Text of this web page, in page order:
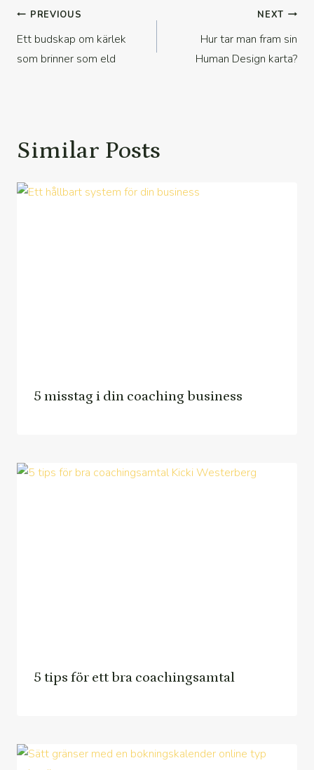
Inläggsnavigering
PREVIOUS
Ett budskap om kärlek
som brinner som eld
NEXT
Hur tar man fram sin
Human Design karta?⁠
Similar Posts
5 misstag i din coaching business
5 tips för ett bra coachingsamtal